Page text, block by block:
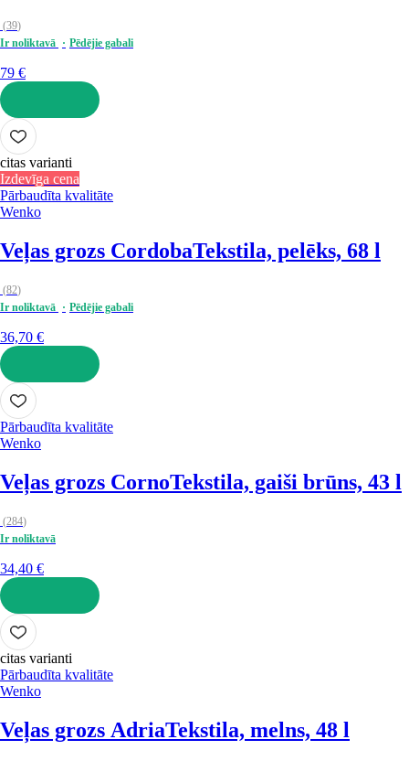
(39)
Ir noliktavā
Pēdējie gabali
79 €
LIKT GROZĀ
citas varianti
Izdevīga cena
Pārbaudīta kvalitāte
Wenko
Veļas grozs CordobaTekstila, pelēks, 68 l
(82)
Ir noliktavā
Pēdējie gabali
36,70 €
LIKT GROZĀ
Pārbaudīta kvalitāte
Wenko
Veļas grozs CornoTekstila, gaiši brūns, 43 l
(284)
Ir noliktavā
34,40 €
LIKT GROZĀ
citas varianti
Pārbaudīta kvalitāte
Wenko
Veļas grozs AdriaTekstila, melns, 48 l